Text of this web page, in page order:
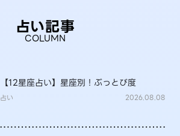
占い記事
COLUMN
【12星座占い】星座別！ぶっとび度
占い 2026.08.08